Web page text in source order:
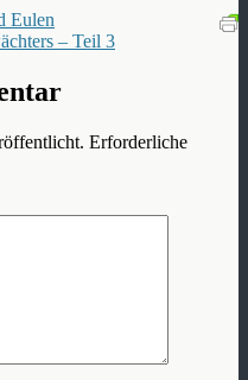
Eulen
– Teil 3
Erforderliche